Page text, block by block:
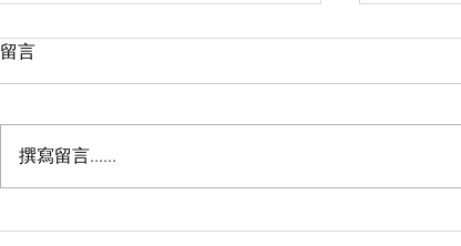
【感恩關注】❤️ 讓我們聆聽聾
🧯 【推
留言
撰寫留言......